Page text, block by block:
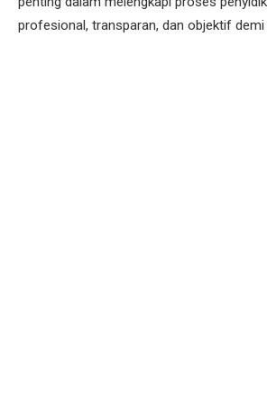
profesional, transparan, dan objektif demi